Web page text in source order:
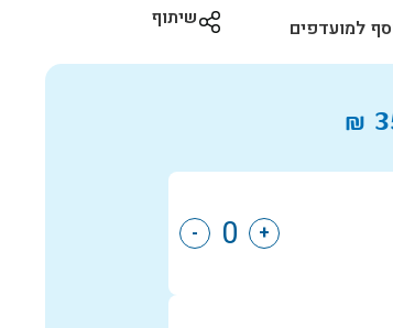
למועדפים שיתוף
₪
+
-